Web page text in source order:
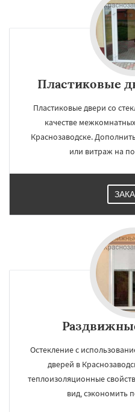
Пластиковые
Пластиковые двери со
качестве
Краснозаводске.
или витраж на
Остекление с
дверей в
теплоизоляционные
вид, сэкономить